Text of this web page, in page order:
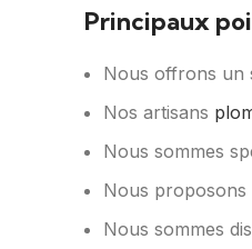
Principaux
Nous offrons un
Nos artisans
Nous sommes
Nous proposons
Nous sommes